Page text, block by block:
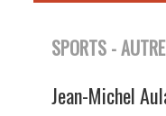
SPORTS -
Jean-Michel